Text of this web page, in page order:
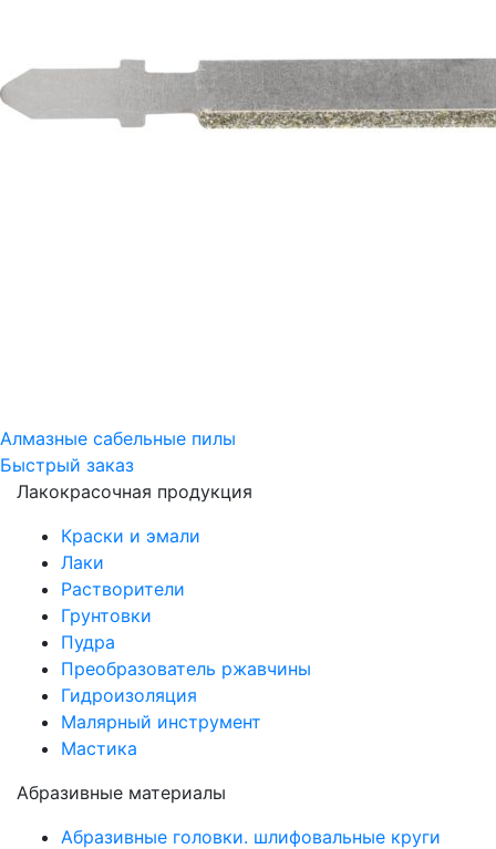
Алмазные сабельные пилы
Быстрый заказ
Лакокрасочная продукция
Краски и эмали
Лаки
Растворители
Грунтовки
Пудра
Преобразователь ржавчины
Гидроизоляция
Малярный инструмент
Мастика
Абразивные материалы
Абразивные головки. шлифовальные круги